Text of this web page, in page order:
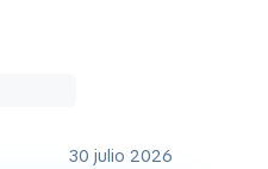
30 julio 2026